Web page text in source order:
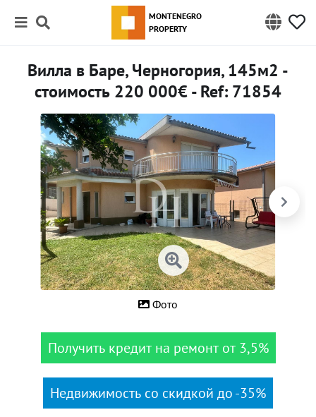
MONTENEGRO
PROPERTY
Вилла в Баре, Черногория, 145м2 -
стоимость 220 000€ - Ref: 71854
Фото
Получить кредит на ремонт от 3,5%
Недвижимость со скидкой до -35%